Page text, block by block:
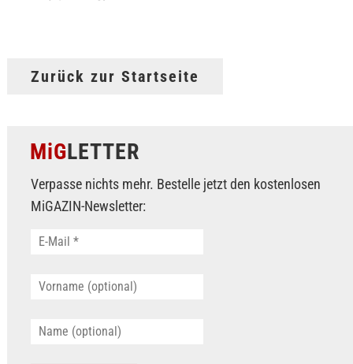
Zurück zur Startseite
MiGLETTER
Verpasse nichts mehr. Bestelle jetzt den kostenlosen
MiGAZIN-Newsletter: